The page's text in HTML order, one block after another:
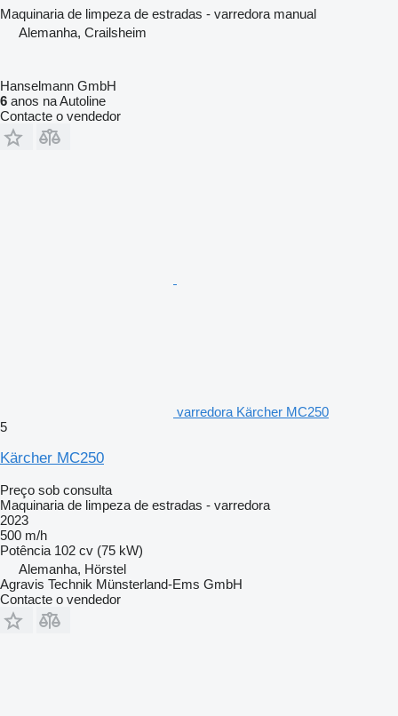
Maquinaria de limpeza de estradas - varredora manual
Alemanha, Crailsheim
Hanselmann GmbH
6 anos na Autoline
Contacte o vendedor
varredora Kärcher MC250
5
Kärcher MC250
Preço sob consulta
Maquinaria de limpeza de estradas - varredora
2023
500 m/h
Potência 102 cv (75 kW)
Alemanha, Hörstel
Agravis Technik Münsterland-Ems GmbH
Contacte o vendedor